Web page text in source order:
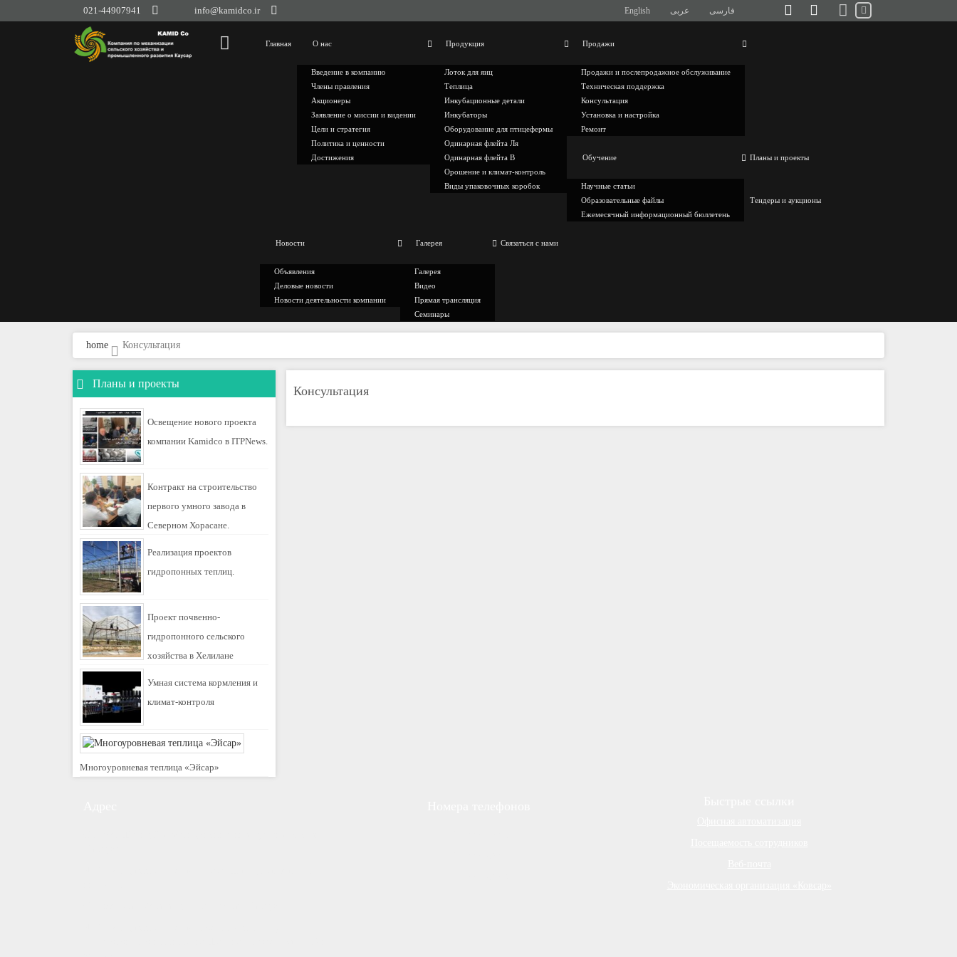
021-44907941 info@kamidco.ir فارسی عربی English
Главная О нас
Введение в компанию
Члены правления
Акционеры
Заявление о миссии и видении
Цели и стратегия
Политика и ценности
Достижения
Продукция
Лоток для яиц
Теплица
Инкубационные детали
Инкубаторы
Оборудование для птицефермы
Одинарная флейта Ля
Одинарная флейта B
Орошение и климат-контроль
Виды упаковочных коробок
Продажи
Продажи и послепродажное обслуживание
Техническая поддержка
Консультация
Установка и настройка
Ремонт
Обучение
Научные статьи
Образовательные файлы
Ежемесячный информационный бюллетень
Планы и проекты
Тендеры и аукционы
Новости
Объявления
Деловые новости
Новости деятельности компании
Галерея
Галерея
Видео
Прямая трансляция
Семинары
Связаться с нами
home Консультация
Консультация
Планы и проекты
Освещение нового проекта
компании Kamidco в ITPNews.
Контракт на строительство
первого умного завода в
Северном Хорасане.
Реализация проектов
гидропонных теплиц.
Проект почвенно-
гидропонного сельского
хозяйства в Хелилане
Умная система кормления и
климат-контроля
Многоуровневая теплица «Эйсар»